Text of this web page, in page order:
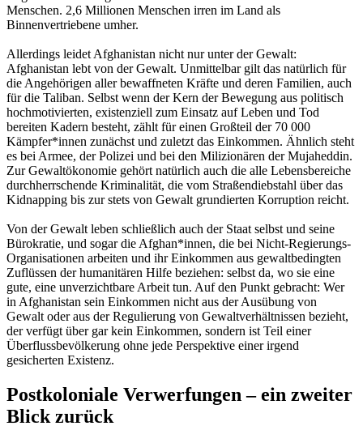
Menschen. 2,6 Millionen Menschen irren im Land als
Binnenvertriebene umher.
Allerdings leidet Afghanistan nicht nur unter der Gewalt:
Afghanistan lebt von der Gewalt. Unmittelbar gilt das natürlich für
die Angehörigen aller bewaffneten Kräfte und deren Familien, auch
für die Taliban. Selbst wenn der Kern der Bewegung aus politisch
hochmotivierten, existenziell zum Einsatz auf Leben und Tod
bereiten Kadern besteht, zählt für einen Großteil der 70 000
Kämpfer*innen zunächst und zuletzt das Einkommen. Ähnlich steht
es bei Armee, der Polizei und bei den Milizionären der Mujaheddin.
Zur Gewaltökonomie gehört natürlich auch die alle Lebensbereiche
durchherrschende Kriminalität, die vom Straßendiebstahl über das
Kidnapping bis zur stets von Gewalt grundierten Korruption reicht.
Von der Gewalt leben schließlich auch der Staat selbst und seine
Bürokratie, und sogar die Afghan*innen, die bei Nicht-Regierungs-
Organisationen arbeiten und ihr Einkommen aus gewaltbedingten
Zuflüssen der humanitären Hilfe beziehen: selbst da, wo sie eine
gute, eine unverzichtbare Arbeit tun. Auf den Punkt gebracht: Wer
in Afghanistan sein Einkommen nicht aus der Ausübung von
Gewalt oder aus der Regulierung von Gewaltverhältnissen bezieht,
der verfügt über gar kein Einkommen, sondern ist Teil einer
Überflussbevölkerung ohne jede Perspektive einer irgend
gesicherten Existenz.
Postkoloniale Verwerfungen – ein zweiter
Blick zurück